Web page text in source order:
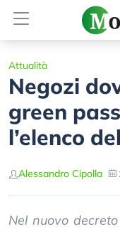
Attualità
Negozi
green
l’elenco
Alessandro Cipolla
Nel nuovo